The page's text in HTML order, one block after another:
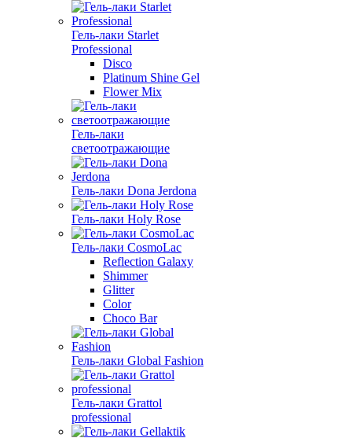
Гель-лаки Starlet
Professional
Disco
Platinum Shine Gel
Flower Mix
Гель-лаки
светоотражающие
Гель-лаки Dona Jerdona
Гель-лаки Holy Rose
Гель-лаки CosmoLac
Reflection Galaxy
Shimmer
Glitter
Color
Choco Bar
Гель-лаки Global Fashion
Гель-лаки Grattol
professional